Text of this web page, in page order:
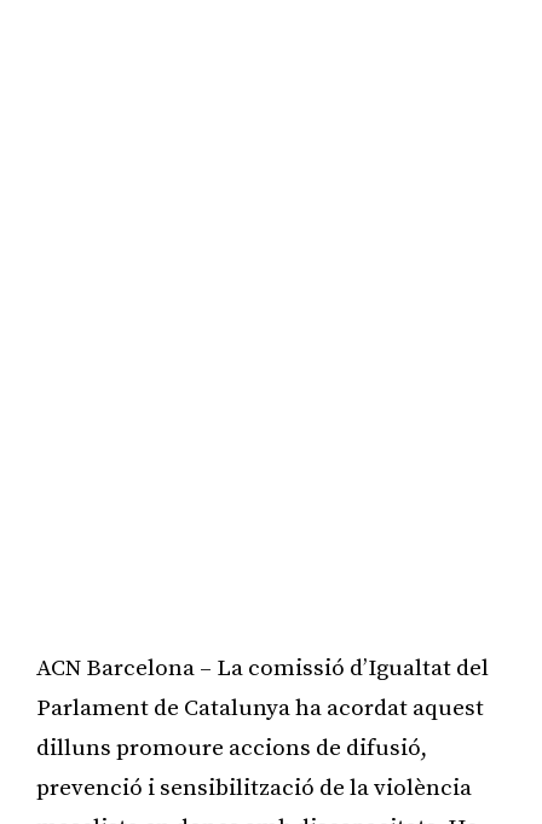
ACN Barcelona – La comissió d’Igualtat del
Parlament de Catalunya ha acordat aquest
dilluns promoure accions de difusió,
prevenció i sensibilització de la violència